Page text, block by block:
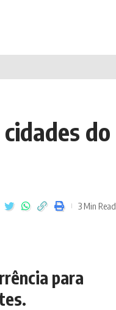
do
3 Min Read
para